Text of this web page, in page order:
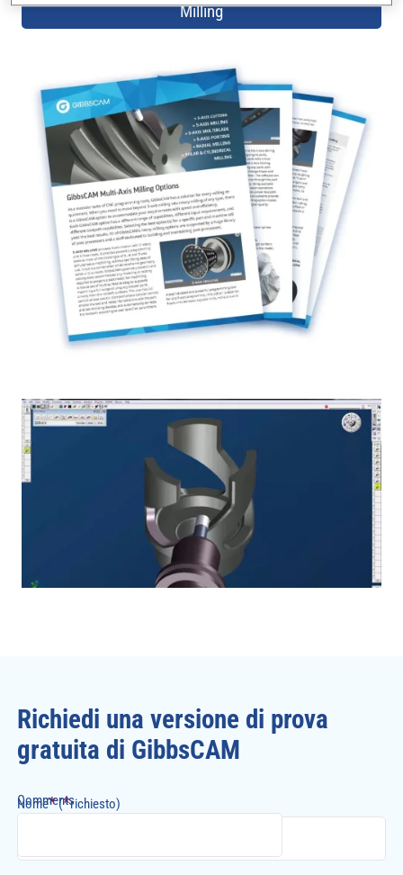
Milling
Richiedi una versione di prova
gratuita di GibbsCAM
Comments
Nome*(*richiesto)